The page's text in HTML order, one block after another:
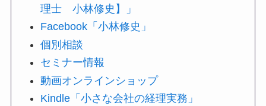
理士 小林修史】」
Facebook「小林修史」
個別相談
セミナー情報
動画オンラインショップ
Kindle「小さな会社の経理実務」